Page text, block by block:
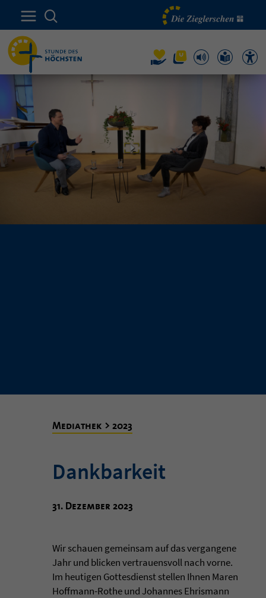
Mediathek > 2023
Dankbarkeit
31. Dezember 2023
Wir schauen gemeinsam auf das vergangene
Jahr und blicken vertrauensvoll nach vorne.
Im heutigen Gottesdienst stellen Ihnen Maren
Hoffmann-Rothe und Johannes Ehrismann